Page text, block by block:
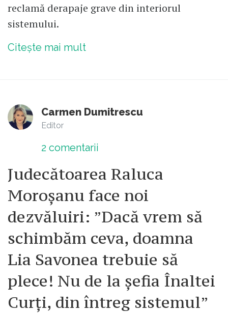
reclamă derapaje grave din interiorul
sistemului.
Citește mai mult
Carmen Dumitrescu
Editor
2 comentarii
Judecătoarea Raluca
Moroșanu face noi
dezvăluiri: ”Dacă vrem să
schimbăm ceva, doamna
Lia Savonea trebuie să
plece! Nu de la șefia Înaltei
Curți, din întreg sistemul”